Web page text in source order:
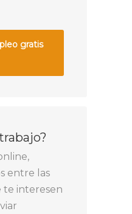
gratis
entre las
te interesen